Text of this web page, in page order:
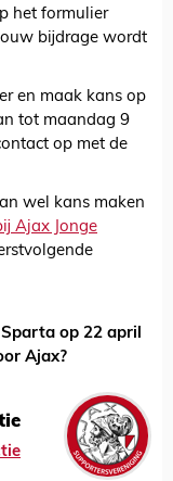
het formulier
bijdrage wordt
en maak kans op
tot maandag 9
op met de
wel kans maken
Ajax Jonge
op 22 april
Ajax?